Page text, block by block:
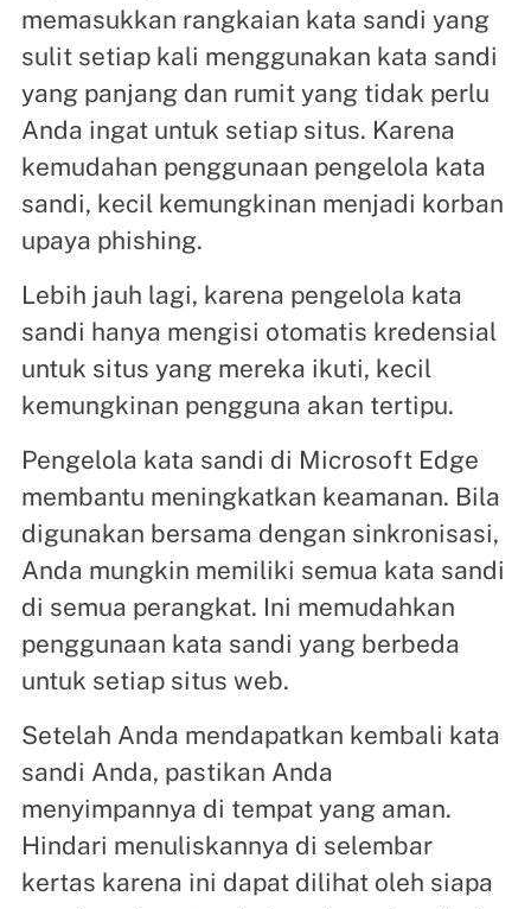
memasukkan rangkaian kata sandi yang
sulit setiap kali menggunakan kata sandi
yang panjang dan rumit yang tidak perlu
Anda ingat untuk setiap situs. Karena
kemudahan penggunaan pengelola kata
sandi, kecil kemungkinan menjadi korban
upaya phishing.
Lebih jauh lagi, karena pengelola kata
sandi hanya mengisi otomatis kredensial
untuk situs yang mereka ikuti, kecil
kemungkinan pengguna akan tertipu.
Pengelola kata sandi di Microsoft Edge
membantu meningkatkan keamanan. Bila
digunakan bersama dengan sinkronisasi,
Anda mungkin memiliki semua kata sandi
di semua perangkat. Ini memudahkan
penggunaan kata sandi yang berbeda
untuk setiap situs web.
Setelah Anda mendapatkan kembali kata
sandi Anda, pastikan Anda
menyimpannya di tempat yang aman.
Hindari menuliskannya di selembar
kertas karena ini dapat dilihat oleh siapa